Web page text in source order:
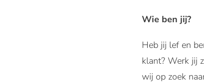
Wie ben jij?
Heb jij lef en
klant? Werk jij
wij op zoek